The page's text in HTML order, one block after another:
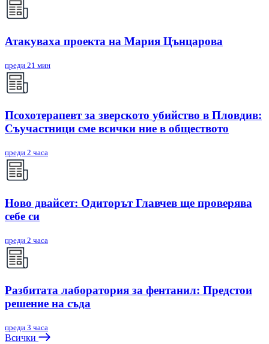
Атакуваха проекта на Мария Цънцарова
преди 21 мин
Псохотерапевт за зверското убийство в Пловдив:
Съучастници сме всички ние в обществото
преди 2 часа
Ново двайсет: Одиторът Главчев ще проверява
себе си
преди 2 часа
Разбитата лаборатория за фентанил: Предстои
решение на съда
преди 3 часа
Всички